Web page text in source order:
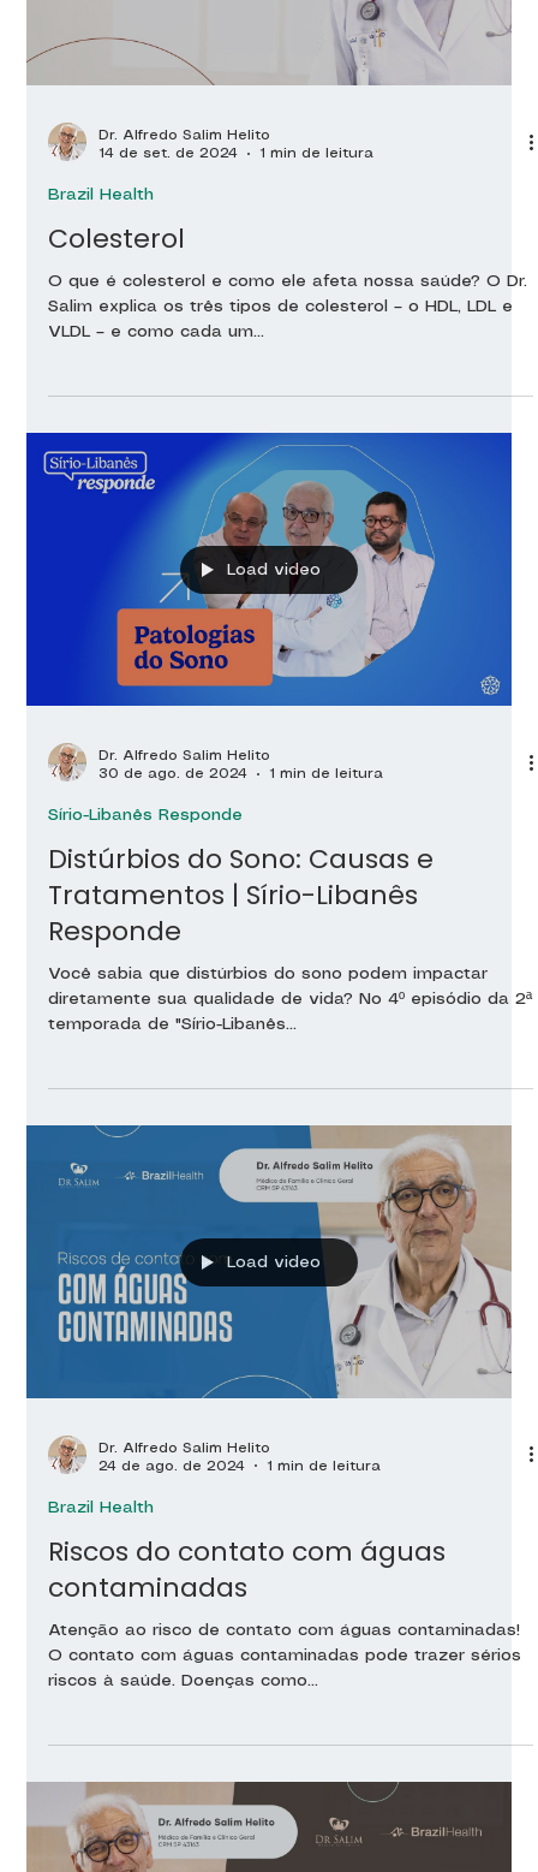
Dr. Alfredo Salim Helito
14 de set. de 2024
1 min de leitura
Brazil Health
Colesterol
O que é colesterol e como ele afeta nossa saúde? O Dr.
Salim explica os três tipos de colesterol – o HDL, LDL e
VLDL – e como cada um...
Load video
Dr. Alfredo Salim Helito
30 de ago. de 2024
1 min de leitura
Sírio-Libanês Responde
Distúrbios do Sono: Causas e
Tratamentos | Sírio-Libanês
Responde
Você sabia que distúrbios do sono podem impactar
diretamente sua qualidade de vida? No 4º episódio da 2ª
temporada de "Sírio-Libanês...
Load video
Dr. Alfredo Salim Helito
24 de ago. de 2024
1 min de leitura
Brazil Health
Riscos do contato com águas
contaminadas
Atenção ao risco de contato com águas contaminadas!
O contato com águas contaminadas pode trazer sérios
riscos à saúde. Doenças como...